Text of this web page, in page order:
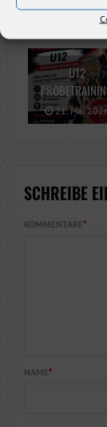
U12
21. Mai
SCHREIBE
KOMMENTARE*
NAME*